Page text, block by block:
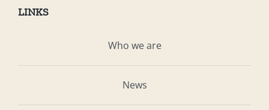
LINKS
Who we are
News